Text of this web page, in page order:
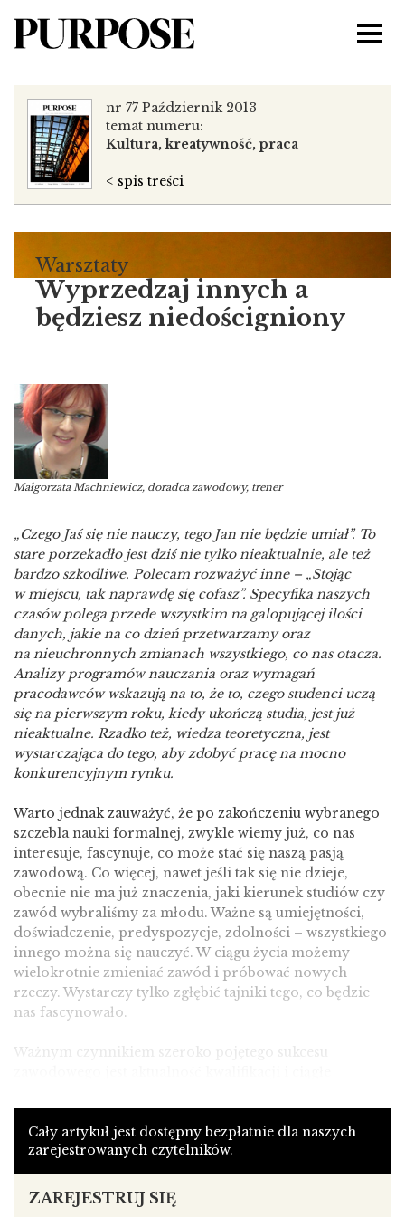
Warsztaty
Wyprzedzaj innych a
będziesz niedościgniony
Małgorzata Machniewicz, doradca zawodowy, trener
„Czego Jaś się nie nauczy, tego Jan nie będzie umiał”. To
stare porzekadło jest dziś nie tylko nieaktualnie, ale też
bardzo szkodliwe. Polecam rozważyć inne – „Stojąc
w miejscu, tak naprawdę się cofasz”. Specyfika naszych
czasów polega przede wszystkim na galopującej ilości
danych, jakie na co dzień przetwarzamy oraz
na nieuchronnych zmianach wszystkiego, co nas otacza.
Analizy programów nauczania oraz wymagań
pracodawców wskazują na to, że to, czego studenci uczą
się na pierwszym roku, kiedy ukończą studia, jest już
nieaktualne. Rzadko też, wiedza teoretyczna, jest
wystarczająca do tego, aby zdobyć pracę na mocno
konkurencyjnym rynku.
Warto jednak zauważyć, że po zakończeniu wybranego
szczebla nauki formalnej, zwykle wiemy już, co nas
interesuje, fascynuje, co może stać się naszą pasją
zawodową. Co więcej, nawet jeśli tak się nie dzieje,
obecnie nie ma już znaczenia, jaki kierunek studiów czy
zawód wybraliśmy za młodu. Ważne są umiejętności,
doświadczenie, predyspozycje, zdolności – wszystkiego
innego można się nauczyć. W ciągu życia możemy
wielokrotnie zmieniać zawód i próbować nowych
rzeczy. Wystarczy tylko zgłębić tajniki tego, co będzie
nas fascynowało.
Ważnym czynnikiem szeroko pojętego sukcesu
dziedzinie. Pozwala to być konkurencyjnym na rynku
i zapewnia tym, którzy się stale rozwijają, palmę
pierwszeństwa na drodze do spieniężania talentu. Nie
oznacza to oczywiście, że każdy artysta powinien stale
zmieniać techniki pracy albo co chwilę sięgać po nowe
środki wyrazu. Rozwój może dotyczyć doskonalenia
Cały artykuł jest dostępny bezpłatnie dla naszych
zarejestrowanych czytelników.
ZAREJESTRUJ SIĘ
nr 77 Październik 2013
temat numeru:
Kultura, kreatywność, praca
< spis treści